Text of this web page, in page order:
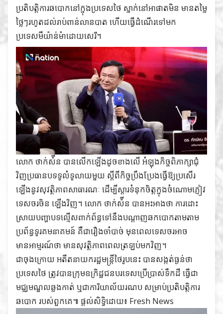
ប្រតិបត្តិការឆបោកនៅក្នុងប្រទេសថៃ ស្នាក់នៅអាផាតមិន មានតម្លៃ
ថ្លៃៗរហូតដល់​រាប់ពាន់លានបាត ហើយធ្វើដំណើរទៅមក
ប្រទេសមីយ៉ាន់ម៉ាដោយសេរី។
លោក ថាក់ស៉ីន បានលើកឡើងដូចខាងលើ អំឡុងកិច្ចពិភាក្សាជុំ
វិញប្រធានបទទូលំទូលាយមួយ ស្តីពីកិច្ចប្រឹងប្រែងធ្វើឱ្យប្រសើរ
ឡើងនូវសុវត្ថិភាពសាធារណៈ ដើម្បីស្តារទំនុកចិត្តក្នុងចំណោមភ្ញៀវ
ទេសចរចិន ឡើងវិញ។ លោក ថាក់ស៉ីន បានអះអាងថា ការដោះ
ស្រាយបញ្ហាបទល្មើសពាក់ព័ន្ធទៅនឹងបណ្តាញឆកបោកតាមតាម
ប្រព័ន្ធទូរគមនាគមន៍ គឺជារឿងចាំបាច់ មុនពេលទេសចរអាច
មានអាម្មរណ៍ថា មានសុវត្ថិភាពពេលត្រឡប់មកវិញ។
ជាចុងក្រោយ អតីតនាយករដ្ឋមន្រ្តីថៃរូបនេះ បានសង្កត់ធ្ងន់ថា
ប្រទេសថៃ ត្រូវបានក្រុមឧក្រិដ្ឋជនបរទេសប្រើប្រាស់ទឹកដី ធ្វើជា
មជ្ឈមណ្ឌលឆ្លងកាត់ ឬជាការិយាល័យរណប សម្រាប់ប្រតិបត្តិការ
ឆបោក របស់ពួកគេ៕ ផ្ដល់សិទ្ធិដោយ៖ Fresh News